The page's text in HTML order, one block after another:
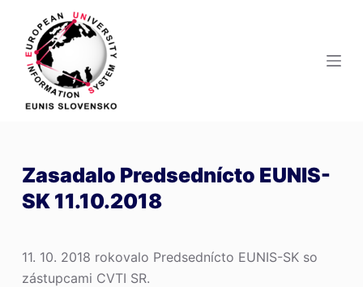
o
n
n
Zasadalo Predsednícto EUNIS-
SK 11.10.2018
11. 10. 2018 rokovalo Predsednícto EUNIS-SK so
zástupcami CVTI SR.